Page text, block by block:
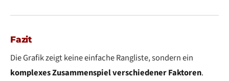
Fazit
Die Grafik zeigt keine einfache Rangliste, sondern ein
komplexes Zusammenspiel verschiedener Faktoren.